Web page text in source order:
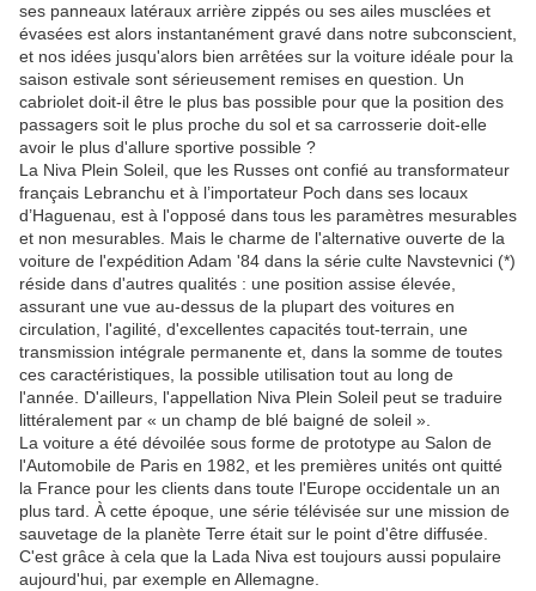
ses panneaux latéraux arrière zippés ou ses ailes musclées et
évasées est alors instantanément gravé dans notre subconscient,
et nos idées jusqu'alors bien arrêtées sur la voiture idéale pour la
saison estivale sont sérieusement remises en question. Un
cabriolet doit-il être le plus bas possible pour que la position des
passagers soit le plus proche du sol et sa carrosserie doit-elle
avoir le plus d'allure sportive possible ?
La Niva Plein Soleil, que les Russes ont confié au transformateur
français Lebranchu et à l’importateur Poch dans ses locaux
d’Haguenau, est à l'opposé dans tous les paramètres mesurables
et non mesurables. Mais le charme de l'alternative ouverte de la
voiture de l'expédition Adam '84 dans la série culte Navstevnici (*)
réside dans d'autres qualités : une position assise élevée,
assurant une vue au-dessus de la plupart des voitures en
circulation, l'agilité, d'excellentes capacités tout-terrain, une
transmission intégrale permanente et, dans la somme de toutes
ces caractéristiques, la possible utilisation tout au long de
l'année. D'ailleurs, l'appellation Niva Plein Soleil peut se traduire
littéralement par « un champ de blé baigné de soleil ».
La voiture a été dévoilée sous forme de prototype au Salon de
l'Automobile de Paris en 1982, et les premières unités ont quitté
la France pour les clients dans toute l'Europe occidentale un an
plus tard. À cette époque, une série télévisée sur une mission de
sauvetage de la planète Terre était sur le point d'être diffusée.
C'est grâce à cela que la Lada Niva est toujours aussi populaire
aujourd'hui, par exemple en Allemagne.